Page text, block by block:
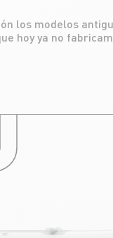
los modelos
hoy ya no
marca.